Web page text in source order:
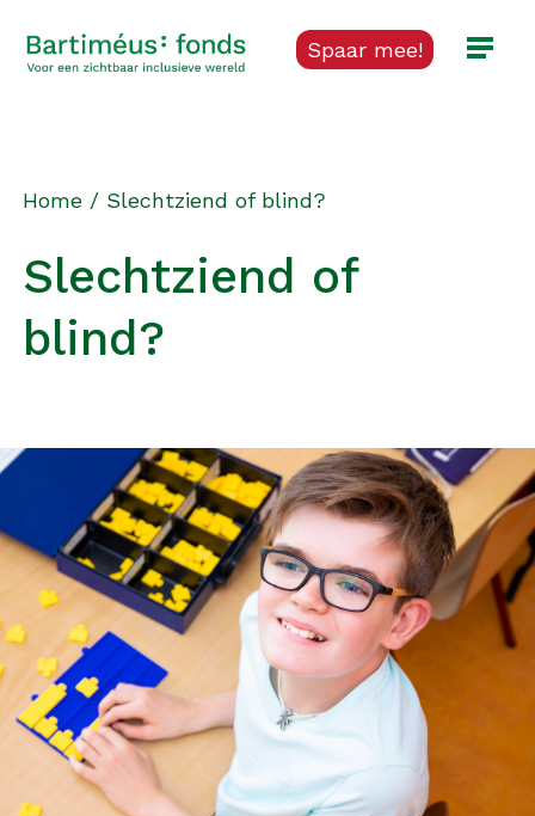
Spaar mee!
Home / Slechtziend of blind?
Slechtziend of
blind?